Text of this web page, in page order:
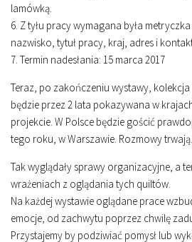
lamówką.
6. Z tyłu pracy wymagana była
nazwisko, tytuł pracy, kraj, adres i
7. Termin nadesłania: 15 marca 2017
Teraz, po zakończeniu wystawy,
będzie przez 2 lata pokazywana w
projekcie. W Polsce będzie gościć
tego roku, w Warszawie. Rozmowy trwają.
Tak wyglądały sprawy organizacyjne, a
wrażeniach z oglądania tych quiltów.
Na każdej wystawie oglądane prace
emocje, od zachwytu poprzez chwilę
Przystajemy by podziwiać pomysł lub